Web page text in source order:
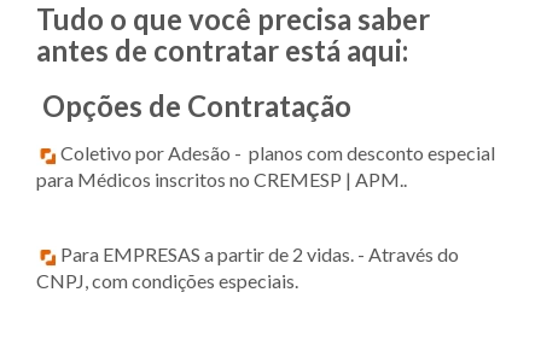
Tudo o que você precisa saber
antes de contratar está aqui:
Opções de Contratação
Coletivo por Adesão - planos com desconto especial
para Médicos inscritos no CREMESP | APM..
Para EMPRESAS a partir de 2 vidas. - Através do
CNPJ, com condições especiais.